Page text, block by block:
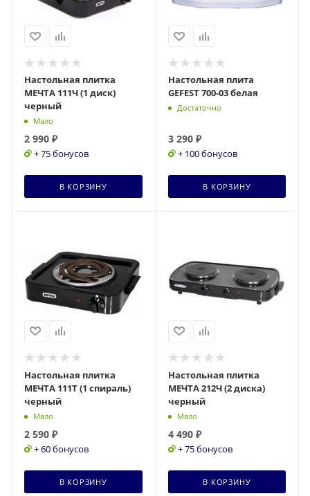
Настольная плитка
МЕЧТА 111Ч (1 диск)
черный
Мало
2 990 ₽
+ 75 бонусов
В КОРЗИНУ
Настольная плита
GEFEST 700-03 белая
Достаточно
3 290₽
+ 100 бонусов
В КОРЗИНУ
Настольная плитка
МЕЧТА 111Т (1 спираль)
черный
Мало
2 590 ₽
+ 60 бонусов
В КОРЗИНУ
Настольная плитка
МЕЧТА 212Ч (2 диска)
черный
Мало
4 490₽
+ 75 бонусов
В КОРЗИНУ